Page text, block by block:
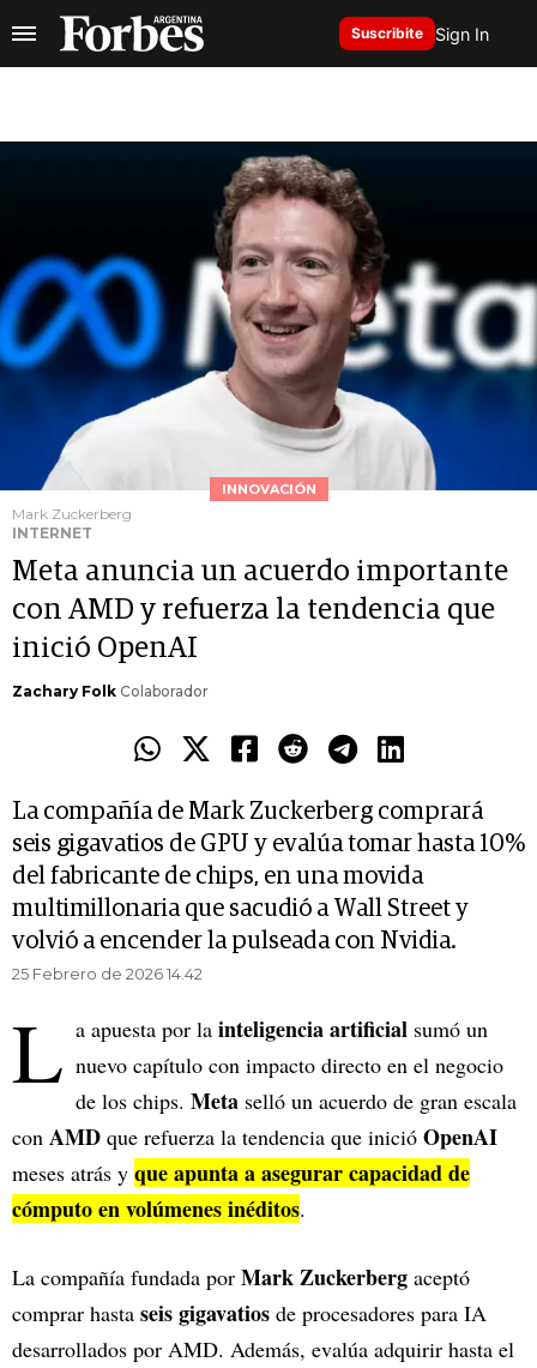
Suscribite Sign In
INNOVACIÓN
Mark Zuckerberg
INTERNET
Meta anuncia un acuerdo importante
con AMD y refuerza la tendencia que
inició OpenAI
Zachary Folk Colaborador
La compañía de Mark Zuckerberg comprará
seis gigavatios de GPU y evalúa tomar hasta 10%
del fabricante de chips, en una movida
multimillonaria que sacudió a Wall Street y
volvió a encender la pulseada con Nvidia.
25 Febrero de 2026 14.42
L a apuesta por la inteligencia artificial sumó un
nuevo capítulo con impacto directo en el negocio
de los chips. Meta selló un acuerdo de gran escala
con AMD que refuerza la tendencia que inició OpenAI
meses atrás y que apunta a asegurar capacidad de
cómputo en volúmenes inéditos.
La compañía fundada por Mark Zuckerberg aceptó
comprar hasta seis gigavatios de procesadores para IA
desarrollados por AMD. Además, evalúa adquirir hasta el